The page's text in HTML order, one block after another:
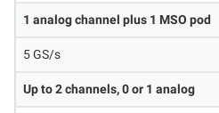
1 analog channel plus 1 MSO pod
5 GS/s
Up to 2 channels, 0 or 1 analog